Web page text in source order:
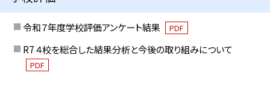
令和７年度学校評価アンケート結果 PDF
R7 ４校を総合した結果分析と今後の取り組みについて
PDF